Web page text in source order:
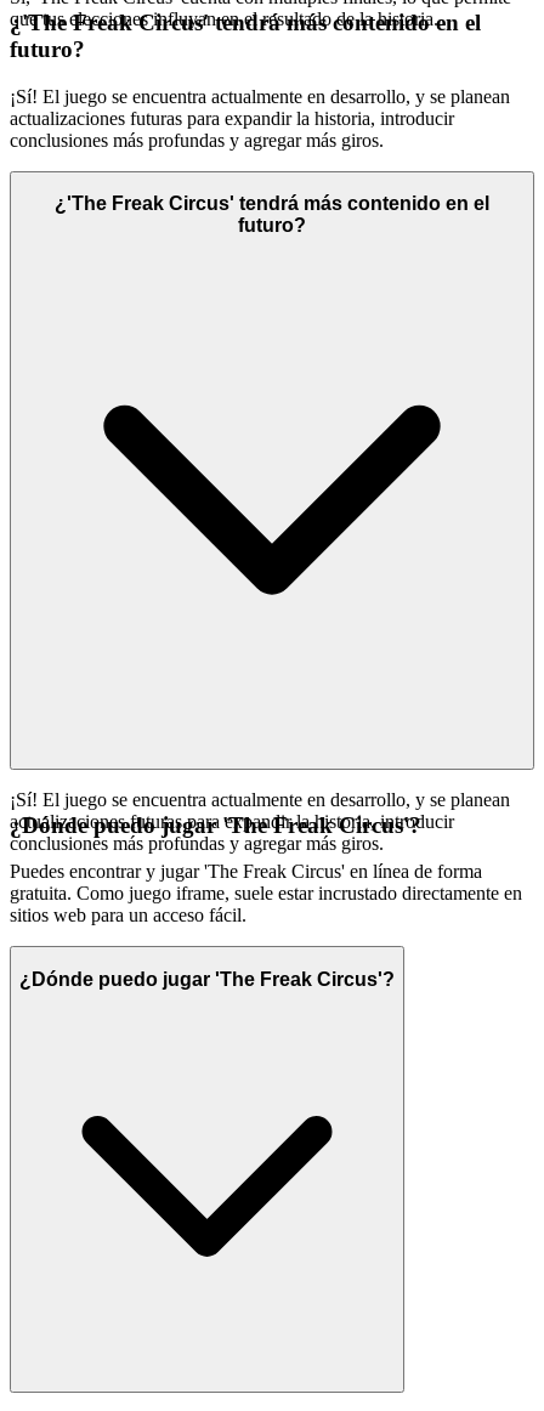
que tus elecciones influyan en el resultado de la historia.
¿'The Freak Circus' tendrá más contenido en el
futuro?
¡Sí! El juego se encuentra actualmente en desarrollo, y se planean
actualizaciones futuras para expandir la historia, introducir
conclusiones más profundas y agregar más giros.
¿'The Freak Circus' tendrá más contenido en el
futuro?
¡Sí! El juego se encuentra actualmente en desarrollo, y se planean
actualizaciones futuras para expandir la historia, introducir
conclusiones más profundas y agregar más giros.
¿Dónde puedo jugar 'The Freak Circus'?
Puedes encontrar y jugar 'The Freak Circus' en línea de forma
gratuita. Como juego iframe, suele estar incrustado directamente en
sitios web para un acceso fácil.
¿Dónde puedo jugar 'The Freak Circus'?